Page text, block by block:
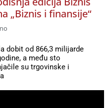
„Biznis i finansije“
dobit od 866,3 milijarde
a među sto
su trgovinske i